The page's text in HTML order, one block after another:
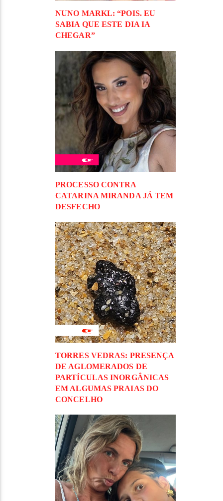
NUNO MARKL: “POIS. EU
SABIA QUE ESTE DIA IA
CHEGAR”
PROCESSO CONTRA
CATARINA MIRANDA JÁ TEM
DESFECHO
TORRES VEDRAS: PRESENÇA
DE AGLOMERADOS DE
PARTÍCULAS INORGÂNICAS
EM ALGUMAS PRAIAS DO
CONCELHO